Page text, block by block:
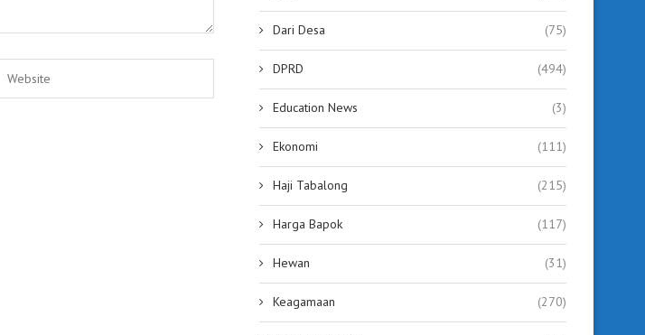
Dari Desa (75)
DPRD (494)
Education News (3)
Ekonomi (111)
Haji Tabalong (215)
Harga Bapok (117)
Hewan (31)
Keagamaan (270)